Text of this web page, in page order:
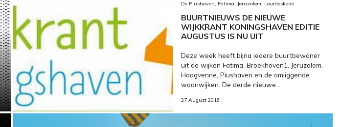
De Piushaven, Fatima, Jeruzalem, Lourdeskade
BUURTNIEUWS DE NIEUWE
WIJKKRANT KONINGSHAVEN EDITIE
AUGUSTUS IS NU UIT
Deze week heeft bijna iedere buurtbewoner
uit de wijken Fatima, Broekhoven1, Jeruzalem,
Hoogvenne, Piushaven en de omliggende
woonwijken. De derde nieuwe...
27 August 2016